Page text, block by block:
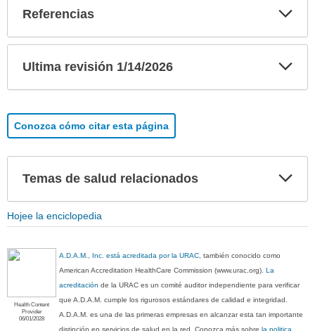
Referencias
Ultima revisión 1/14/2026
Conozca cómo citar esta página
Temas de salud relacionados
Hojee la enciclopedia
Health Content
Provider
06/01/2028
A.D.A.M., Inc. está acreditada por la URAC , también conocido como
American Accreditation HealthCare Commission (www.urac.org).La
acreditación de la URAC es un comité auditor independiente para verificar
que A.D.A.M. cumple los rigurosos estándares de calidad e integridad.
A.D.A.M. es una de las primeras empresas en alcanzar esta tan importante
distinción en servicios de salud en la red. Conozca más sobrela politica